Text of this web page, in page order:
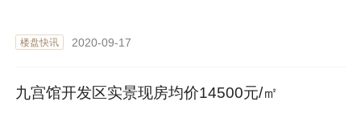
楼盘快讯 2020-09-17
九宫馆开发区实景现房均价14500元/㎡